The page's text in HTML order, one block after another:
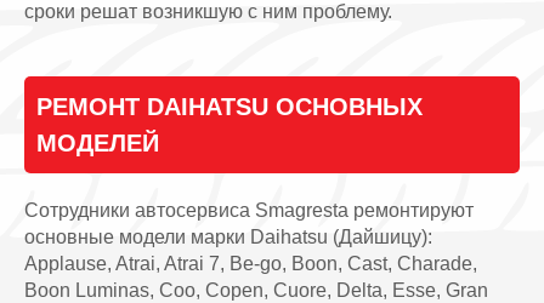
сроки решат возникшую с ним проблему.
РЕМОНТ DAIHATSU ОСНОВНЫХ
МОДЕЛЕЙ
Сотрудники автосервиса Smagresta ремонтируют
основные модели марки Daihatsu (Дайшицу):
Applause, Atrai, Atrai 7, Be-go, Boon, Cast, Charade,
Boon Luminas, Coo, Copen, Cuore, Delta, Esse, Gran